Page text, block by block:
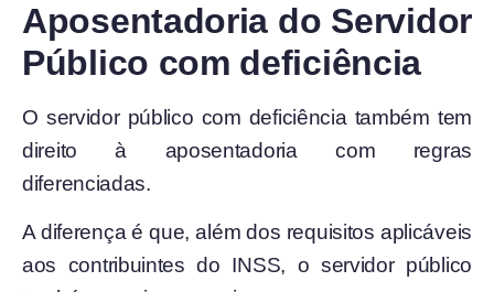
Aposentadoria do Servidor
Público com deficiência
O servidor público com deficiência também tem
direito à aposentadoria com regras
diferenciadas.
A diferença é que, além dos requisitos aplicáveis
aos contribuintes do INSS, o servidor público